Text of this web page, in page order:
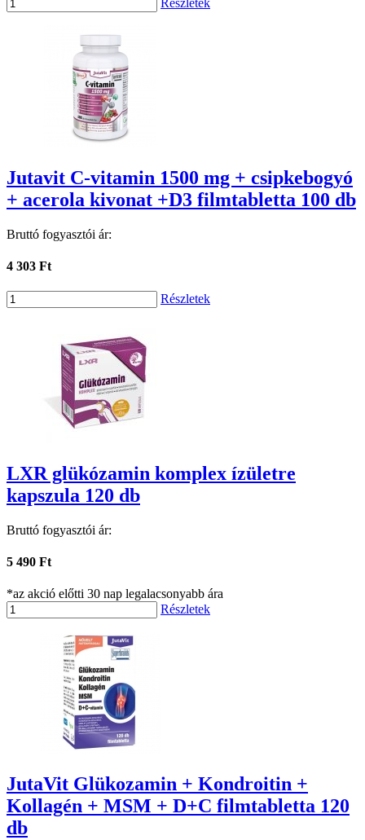
Jutavit C-vitamin 1500 mg + csipkebogyó
+ acerola kivonat +D3 filmtabletta 100 db
Bruttó fogyasztói ár:
4 303 Ft
Részletek
LXR glükózamin komplex ízületre
kapszula 120 db
Bruttó fogyasztói ár:
5 490 Ft
*az akció előtti 30 nap legalacsonyabb ára
Részletek
JutaVit Glükozamin + Kondroitin +
Kollagén + MSM + D+C filmtabletta 120
db